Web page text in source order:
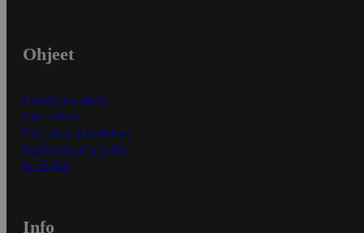
Ohjeet
Ensitilaajan ohjeet
Näin maksat
Näin tilaat ja muokkaat
Kaikki ohjeet ja vinkit
In English
Info